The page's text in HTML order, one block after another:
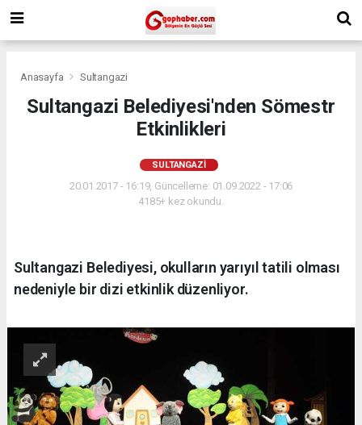
Anasayfa Sultangazi
Sultangazi Belediyesi'nden Sömestr
Etkinlikleri
SULTANGAZI
20.01.2017 - 16:19, Güncelleme: 01.09.2022 - 17:06
4185+ kez okundu.
Sultangazi Belediyesi, okulların yarıyıl tatili olması
nedeniyle bir dizi etkinlik düzenliyor.